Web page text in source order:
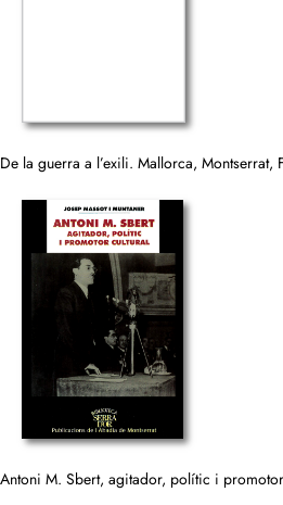
De la guerra a l’exili. Mallorca, Montserrat,
Antoni M. Sbert, agitador, polític i